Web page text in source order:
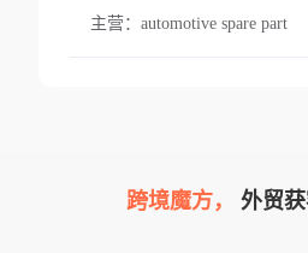
主营： automotive spare part
跨境魔方， 外贸